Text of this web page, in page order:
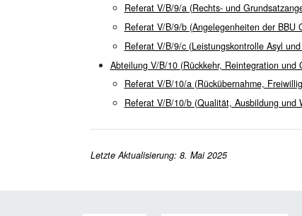
Referat V/B/9/a (Rechts- und
Referat V/B/9/b (Angelegenheiten der BBU
Referat V/B/9/c (Leistungskontrolle Asyl
Abteilung V/B/10 (Rückkehr, Reintegration und
Referat V/B/10/a (Rückübernahme,
Referat V/B/10/b (Qualität, Ausbildung und
Letzte Aktualisierung: 8. Mai 2025